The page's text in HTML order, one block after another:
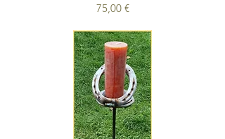
Preis
75,00 €